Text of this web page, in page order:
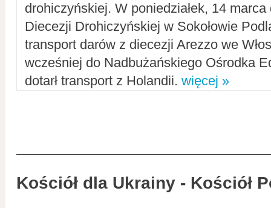
drohiczyńskiej. W poniedziałek, 14
Diecezji Drohiczyńskiej w Sokołowie
transport darów z diecezji Arezzo we
wcześniej do Nadbużańskiego Ośrodka
dotarł transport z Holandii. więcej »
Kościół dla Ukrainy - Kościół